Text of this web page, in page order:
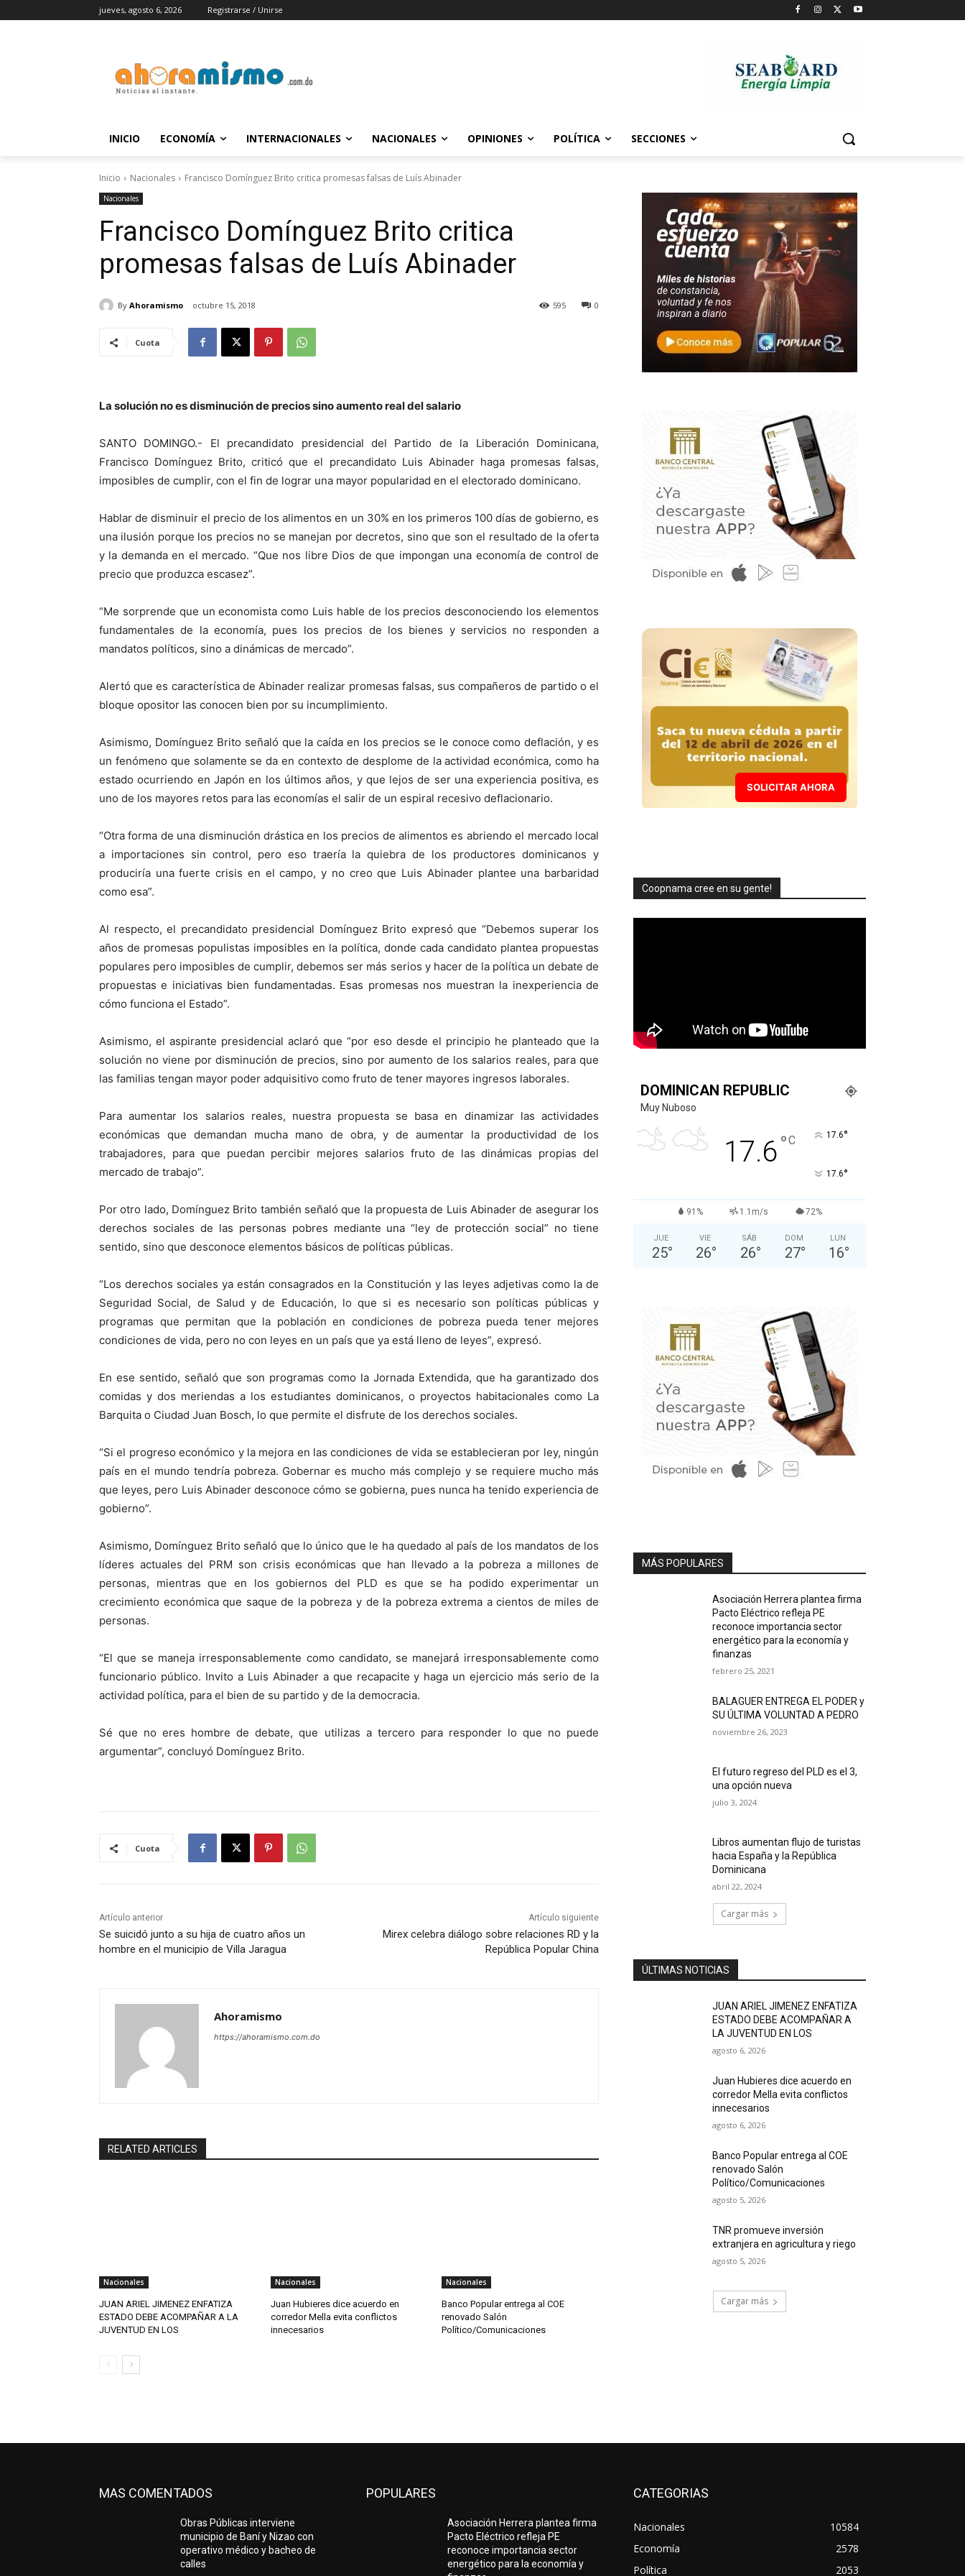
jueves, agosto 6, 2026 Registrarse / Unirse
INICIO ECONOMÍA INTERNACIONALES NACIONALES OPINIONES POLÍTICA SECCIONES
Inicio Nacionales Francisco Domínguez Brito critica promesas falsas de Luís Abinader
Nacionales
Francisco Domínguez Brito critica
promesas falsas de Luís Abinader
By Ahoramismo octubre 15, 2018 0
595
Cuota
La solución no es disminución de precios sino aumento real del salario
SANTO DOMINGO.- El precandidato presidencial del Partido de la Liberación Dominicana,
Francisco Domínguez Brito, criticó que el precandidato Luis Abinader haga promesas falsas,
imposibles de cumplir, con el fin de lograr una mayor popularidad en el electorado dominicano.
Hablar de disminuir el precio de los alimentos en un 30% en los primeros 100 días de gobierno, es
una ilusión porque los precios no se manejan por decretos, sino que son el resultado de la oferta
y la demanda en el mercado. “Que nos libre Dios de que impongan una economía de control de
precio que produzca escasez”.
“Me sorprende que un economista como Luis hable de los precios desconociendo los elementos
fundamentales de la economía, pues los precios de los bienes y servicios no responden a
mandatos políticos, sino a dinámicas de mercado”.
Alertó que es característica de Abinader realizar promesas falsas, sus compañeros de partido o el
bloque opositor las conocen bien por su incumplimiento.
Asimismo, Domínguez Brito señaló que la caída en los precios se le conoce como deflación, y es
un fenómeno que solamente se da en contexto de desplome de la actividad económica, como ha
estado ocurriendo en Japón en los últimos años, y que lejos de ser una experiencia positiva, es
uno de los mayores retos para las economías el salir de un espiral recesivo deflacionario.
“Otra forma de una disminución drástica en los precios de alimentos es abriendo el mercado local
a importaciones sin control, pero eso traería la quiebra de los productores dominicanos y
produciría una fuerte crisis en el campo, y no creo que Luis Abinader plantee una barbaridad
como esa”.
Al respecto, el precandidato presidencial Domínguez Brito expresó que “Debemos superar los
años de promesas populistas imposibles en la política, donde cada candidato plantea propuestas
populares pero imposibles de cumplir, debemos ser más serios y hacer de la política un debate de
propuestas e iniciativas bien fundamentadas. Esas promesas nos muestran la inexperiencia de
cómo funciona el Estado”.
Asimismo, el aspirante presidencial aclaró que “por eso desde el principio he planteado que la
solución no viene por disminución de precios, sino por aumento de los salarios reales, para que
las familias tengan mayor poder adquisitivo como fruto de tener mayores ingresos laborales.
Para aumentar los salarios reales, nuestra propuesta se basa en dinamizar las actividades
económicas que demandan mucha mano de obra, y de aumentar la productividad de los
trabajadores, para que puedan percibir mejores salarios fruto de las dinámicas propias del
mercado de trabajo”.
Por otro lado, Domínguez Brito también señaló que la propuesta de Luis Abinader de asegurar los
derechos sociales de las personas pobres mediante una “ley de protección social” no tiene
sentido, sino que desconoce elementos básicos de políticas públicas.
“Los derechos sociales ya están consagrados en la Constitución y las leyes adjetivas como la de
Seguridad Social, de Salud y de Educación, lo que si es necesario son políticas públicas y
programas que permitan que la población en condiciones de pobreza pueda tener mejores
condiciones de vida, pero no con leyes en un país que ya está lleno de leyes”, expresó.
En ese sentido, señaló que son programas como la Jornada Extendida, que ha garantizado dos
comidas y dos meriendas a los estudiantes dominicanos, o proyectos habitacionales como La
Barquita o Ciudad Juan Bosch, lo que permite el disfrute de los derechos sociales.
“Si el progreso económico y la mejora en las condiciones de vida se establecieran por ley, ningún
país en el mundo tendría pobreza. Gobernar es mucho más complejo y se requiere mucho más
que leyes, pero Luis Abinader desconoce cómo se gobierna, pues nunca ha tenido experiencia de
gobierno”.
Asimismo, Domínguez Brito señaló que lo único que le ha quedado al país de los mandatos de los
líderes actuales del PRM son crisis económicas que han llevado a la pobreza a millones de
personas, mientras que en los gobiernos del PLD es que se ha podido experimentar un
crecimiento económica que saque de la pobreza y de la pobreza extrema a cientos de miles de
personas.
“El que se maneja irresponsablemente como candidato, se manejará irresponsablemente como
funcionario público. Invito a Luis Abinader a que recapacite y haga un ejercicio más serio de la
actividad política, para el bien de su partido y de la democracia.
Sé que no eres hombre de debate, que utilizas a tercero para responder lo que no puede
argumentar”, concluyó Domínguez Brito.
Cuota
Artículo anterior
Se suicidó junto a su hija de cuatro años un
hombre en el municipio de Villa Jaragua
Artículo siguiente
Mirex celebra diálogo sobre relaciones RD y la
República Popular China
Ahoramismo
https://ahoramismo.com.do
RELATED ARTICLES
Nacionales
JUAN ARIEL JIMENEZ ENFATIZA
ESTADO DEBE ACOMPAÑAR A LA
JUVENTUD EN LOS
Nacionales
Juan Hubieres dice acuerdo en
corredor Mella evita conflictos
innecesarios
Nacionales
Banco Popular entrega al COE
renovado Salón
Político/Comunicaciones
SOLICITAR AHORA
Coopnama cree en su gente!
DOMINICAN REPUBLIC
Muy Nuboso
17.6°C 17.6°
17.6°
91% 1.1m/s 72%
JUE
25°
VIE
26°
SÁB
26°
DOM
27°
LUN
16°
MÁS POPULARES
Asociación Herrera plantea firma
Pacto Eléctrico refleja PE
reconoce importancia sector
energético para la economía y
finanzas
febrero 25, 2021
BALAGUER ENTREGA EL PODER y
SU ÚLTIMA VOLUNTAD A PEDRO
noviembre 26, 2023
El futuro regreso del PLD es el 3,
una opción nueva
julio 3, 2024
Libros aumentan flujo de turistas
hacia España y la República
Dominicana
abril 22, 2024
Cargar más
ÚLTIMAS NOTICIAS
JUAN ARIEL JIMENEZ ENFATIZA
ESTADO DEBE ACOMPAÑAR A
LA JUVENTUD EN LOS
agosto 6, 2026
Juan Hubieres dice acuerdo en
corredor Mella evita conflictos
innecesarios
agosto 6, 2026
Banco Popular entrega al COE
renovado Salón
Político/Comunicaciones
agosto 5, 2026
TNR promueve inversión
extranjera en agricultura y riego
agosto 5, 2026
Cargar más
MAS COMENTADOS
Obras Públicas interviene
municipio de Baní y Nizao con
operativo médico y bacheo de
calles
POPULARES
Asociación Herrera plantea firma
Pacto Eléctrico refleja PE
reconoce importancia sector
energético para la economía y
CATEGORIAS
Nacionales
10584
Economía
2578
Política
2053